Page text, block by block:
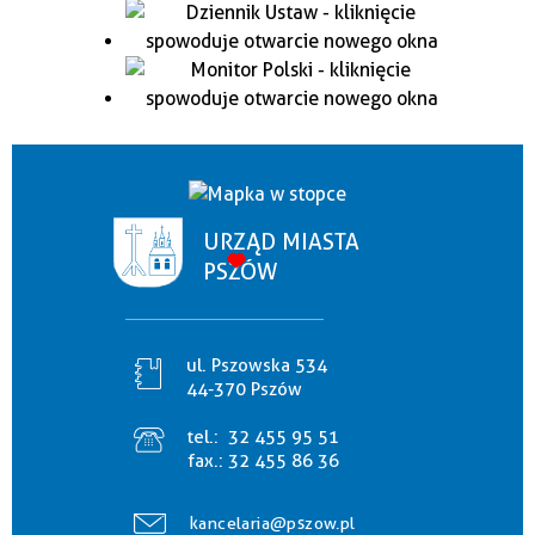
URZĄD MIASTA
PSZÓW
ul. Pszowska 534
44-370 Pszów
tel.: 32 455 95 51
fax.: 32 455 86 36
kancelaria@pszow.pl